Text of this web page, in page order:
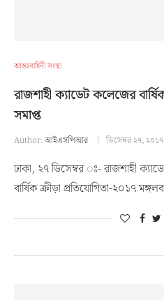
আন্তঃবাহিনী সংস্থা
রাজশাহী ক্যাডেট কলেজের
সমাপ্ত
Author:আইএসপিআর ডিসেম্বর ২৭, ২০১৭
ঢাকা, ২৭ ডিসেম্বর ঃ- রাজশাহী
বার্ষিক ক্রীড়া প্রতিযোগিতা-২০১৭